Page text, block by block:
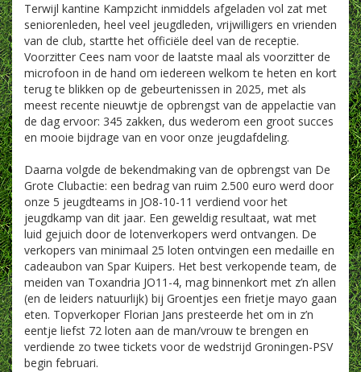
Terwijl kantine Kampzicht inmiddels afgeladen vol zat met
seniorenleden, heel veel jeugdleden, vrijwilligers en vrienden
van de club, startte het officiële deel van de receptie.
Voorzitter Cees nam voor de laatste maal als voorzitter de
microfoon in de hand om iedereen welkom te heten en kort
terug te blikken op de gebeurtenissen in 2025, met als
meest recente nieuwtje de opbrengst van de appelactie van
de dag ervoor: 345 zakken, dus wederom een groot succes
en mooie bijdrage van en voor onze jeugdafdeling.
Daarna volgde de bekendmaking van de opbrengst van De
Grote Clubactie: een bedrag van ruim 2.500 euro werd door
onze 5 jeugdteams in JO8-10-11 verdiend voor het
jeugdkamp van dit jaar. Een geweldig resultaat, wat met
luid gejuich door de lotenverkopers werd ontvangen. De
verkopers van minimaal 25 loten ontvingen een medaille en
cadeaubon van Spar Kuipers. Het best verkopende team, de
meiden van Toxandria JO11-4, mag binnenkort met z’n allen
(en de leiders natuurlijk) bij Groentjes een frietje mayo gaan
eten. Topverkoper Florian Jans presteerde het om in z’n
eentje liefst 72 loten aan de man/vrouw te brengen en
verdiende zo twee tickets voor de wedstrijd Groningen-PSV
begin februari.